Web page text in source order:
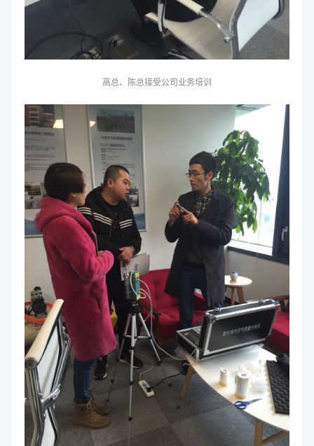
高总、陈总接受公司业务培训